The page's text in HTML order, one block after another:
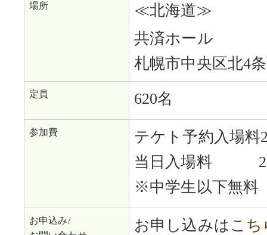
場所
≪北海道≫
共済ホール
札幌市中央区北4
定員 620名
参加費
テケト予約入場料
当日入場料
※中学生以下無料
お申込み/
お申し込みは こち